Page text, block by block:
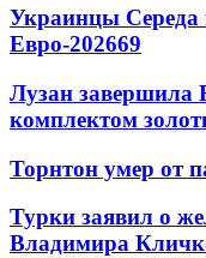
Украинцы Середа
Евро-202669
Лузан завершила
комплектом
Торнтон умер от
Турки заявил о
Владимира